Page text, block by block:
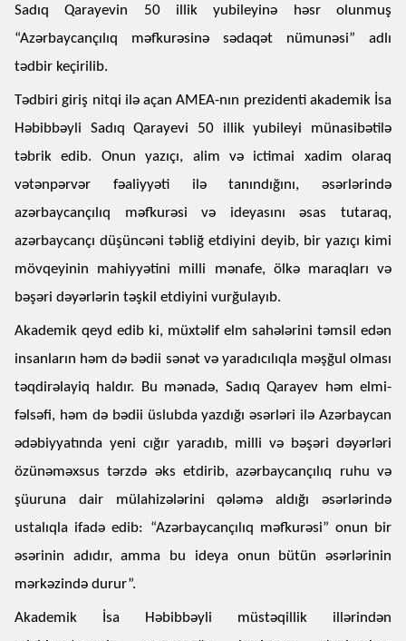
Sadıq Qarayevin 50 illik yubileyinə həsr olunmuş
“Azərbaycançılıq məfkurəsinə sədaqət nümunəsi” adlı
tədbir keçirilib.
Tədbiri giriş nitqi ilə açan AMEA-nın prezidenti akademik İsa
Həbibbəyli Sadıq Qarayevi 50 illik yubileyi münasibətilə
təbrik edib. Onun yazıçı, alim və ictimai xadim olaraq
vətənpərvər fəaliyyəti ilə tanındığını, əsərlərində
azərbaycançılıq məfkurəsi və ideyasını əsas tutaraq,
azərbaycançı düşüncəni təbliğ etdiyini deyib, bir yazıçı kimi
mövqeyinin mahiyyətini milli mənafe, ölkə maraqları və
bəşəri dəyərlərin təşkil etdiyini vurğulayıb.
Akademik qeyd edib ki, müxtəlif elm sahələrini təmsil edən
insanların həm də bədii sənət və yaradıcılıqla məşğul olması
təqdirəlayiq haldır. Bu mənadə, Sadıq Qarayev həm elmi-
fəlsəfi, həm də bədii üslubda yazdığı əsərləri ilə Azərbaycan
ədəbiyyatında yeni cığır yaradıb, milli və bəşəri dəyərləri
özünəməxsus tərzdə əks etdirib, azərbaycançılıq ruhu və
şüuruna dair mülahizələrini qələmə aldığı əsərlərində
ustalıqla ifadə edib: “Azərbaycançılıq məfkurəsi” onun bir
əsərinin adıdır, amma bu ideya onun bütün əsərlərinin
mərkəzində durur”.
Akademik İsa Həbibbəyli müstəqillik illərindən